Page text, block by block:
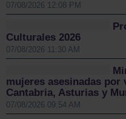
07/08/2026 12:08 PM
Culturales 2026
07/08/2026 11:30 AM
mujeres asesinadas por
Cantabria, Asturias y
07/08/2026 09:54 AM